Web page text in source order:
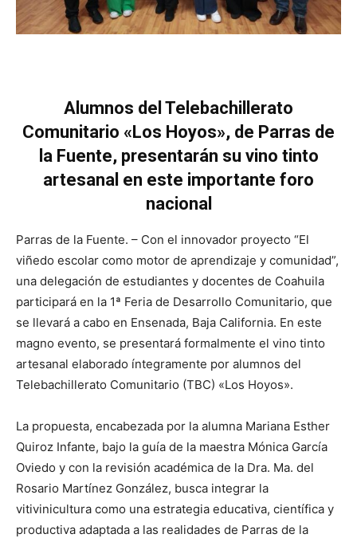
Alumnos del Telebachillerato
Comunitario «Los Hoyos», de Parras de
la Fuente, presentarán su vino tinto
artesanal en este importante foro
nacional
Parras de la Fuente. – Con el innovador proyecto “El
viñedo escolar como motor de aprendizaje y comunidad”,
una delegación de estudiantes y docentes de Coahuila
participará en la 1ª Feria de Desarrollo Comunitario, que
se llevará a cabo en Ensenada, Baja California. En este
magno evento, se presentará formalmente el vino tinto
artesanal elaborado íntegramente por alumnos del
Telebachillerato Comunitario (TBC) «Los Hoyos».
La propuesta, encabezada por la alumna Mariana Esther
Quiroz Infante, bajo la guía de la maestra Mónica García
Oviedo y con la revisión académica de la Dra. Ma. del
Rosario Martínez González, busca integrar la
vitivinicultura como una estrategia educativa, científica y
productiva adaptada a las realidades de Parras de la